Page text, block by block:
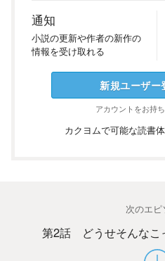
通知
小説の更新や作者の新作の
情報を受け取れる
新規ユーザー
アカウントをお持
カクヨムで可能な読書
次のエピ
第2話 どうせそんなこ